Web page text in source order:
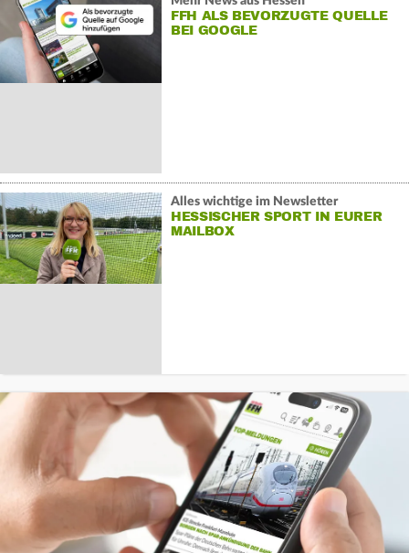
FFH ALS BEVORZUGTE QUELLE
BEI GOOGLE
Alles wichtige im Newsletter
HESSISCHER SPORT IN EURER
MAILBOX